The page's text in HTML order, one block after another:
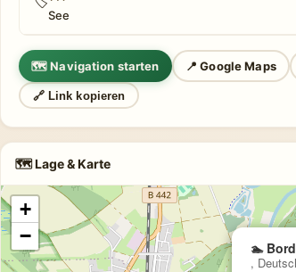
See
🗺 Navigation starten 📍 Google Maps
🔗 Link kopieren
🗺 Lage & Karte
🏊
,
+
−